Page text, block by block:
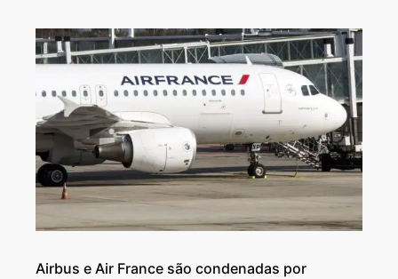
Airbus e Air France são condenadas por